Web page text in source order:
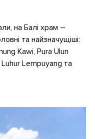
на Балі храм –
та найзначущіші:
Kawi, Pura Ulun
Lempuyang та